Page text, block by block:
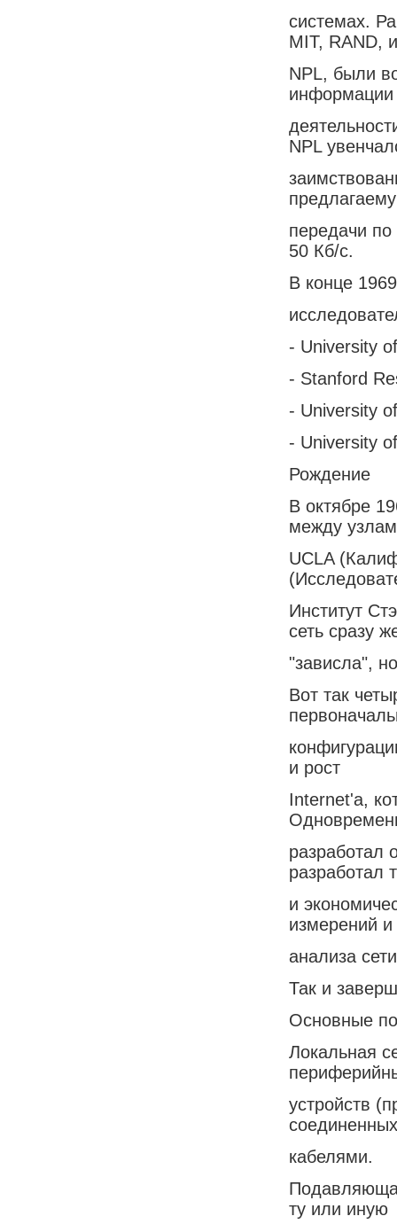
системах.
MIT, RAND, и
NPL, были
информации
NPL
передачи
50 Кб/с.
В конце
- University
- Stanford
- University
- University
Рождение
В октябре
между
UCLA
Институт
сеть сразу
"зависла",
Вот так
и рост
Internet'а,
разработал
разработал
и
измерений и
анализа
Так и
Основные
Локальная
устройств
соединенных
кабелями.
ту или иную